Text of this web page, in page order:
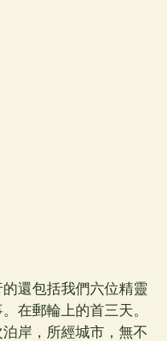
還包括我們六位精靈
在郵輪上的首三天。
岸，所經城市，無不